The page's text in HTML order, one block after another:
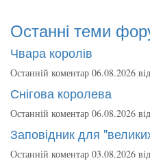
Останні теми
Чвара королів
Останній коментар 06.08.2026 від
Снігова королева
Останній коментар 06.08.2026 від
Заповідник для
Останній коментар 03.08.2026 від